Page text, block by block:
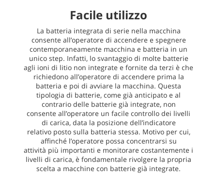
Facile utilizzo
La batteria integrata di serie nella macchina
consente all’operatore di accendere e spegnere
contemporaneamente macchina e batteria in un
unico step. Infatti, lo svantaggio di molte batterie
agli ioni di litio non integrate e fornite da terzi è che
richiedono all’operatore di accendere prima la
batteria e poi di avviare la macchina. Questa
tipologia di batterie, come già anticipato e al
contrario delle batterie già integrate, non
consente all’operatore un facile controllo dei livelli
di carica, data la posizione dell’indicatore
relativo posto sulla batteria stessa. Motivo per cui,
affinché l’operatore possa concentrarsi su
attività più importanti e monitorare costantemente i
livelli di carica, è fondamentale rivolgere la propria
scelta a macchine con batterie già integrate.